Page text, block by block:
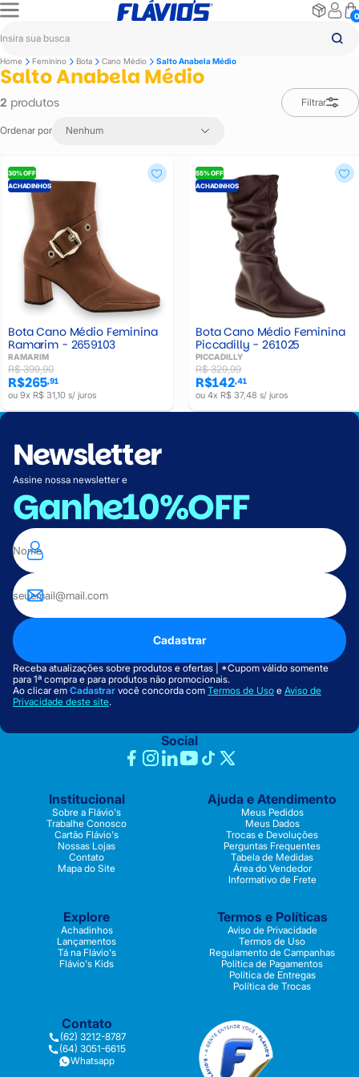
0
Home Feminino Bota Cano Médio Salto Anabela Médio
Salto Anabela Médio
2 produtos Filtrar
Ordenar por Nenhum
30% OFF
ACHADINHOS
Bota Cano Médio Feminina
Ramarim - 2659103
RAMARIM
R$ 399,90
R$265,91
ou 9x R$ 31,10 s/ juros
55% OFF
ACHADINHOS
Bota Cano Médio Feminina
Piccadilly - 261025
PICCADILLY
R$ 329,99
R$142,41
ou 4x R$ 37,48 s/ juros
Newsletter
Assine nossa newsletter e
Ganhe10%OFF
Cadastrar
Receba atualizações sobre produtos e ofertas | *Cupom válido somente
para 1ª compra e para produtos não promocionais.
Ao clicar em Cadastrar você concorda com Termos de Uso e Aviso de
Privacidade deste site.
Social
Institucional
Sobre a Flávio's
Trabalhe Conosco
Cartão Flávio's
Nossas Lojas
Contato
Mapa do Site
Ajuda e Atendimento
Meus Pedidos
Meus Dados
Trocas e Devoluções
Perguntas Frequentes
Tabela de Medidas
Área do Vendedor
Informativo de Frete
Explore
Achadinhos
Lançamentos
Tá na Flávio's
Flávio's Kids
Termos e Políticas
Aviso de Privacidade
Termos de Uso
Regulamento de Campanhas
Política de Pagamentos
Política de Entregas
Política de Trocas
Contato
(62) 3212-8787
(64) 3051-6615
Whatsapp